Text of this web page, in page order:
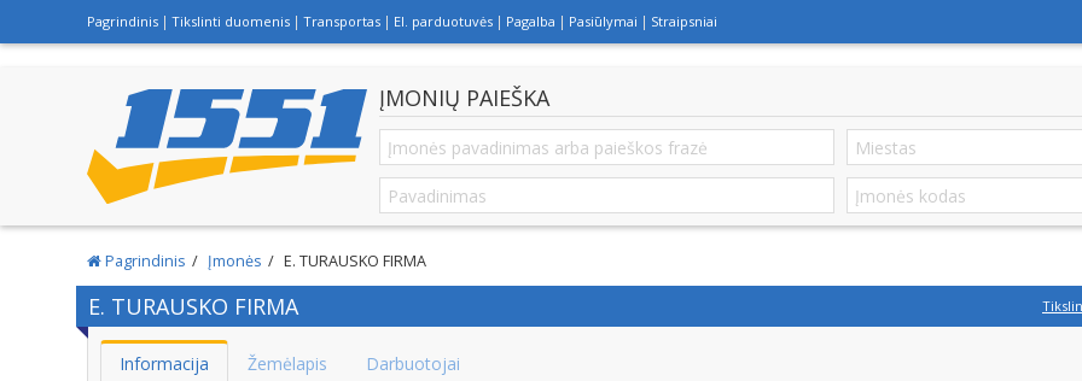
Pagrindinis Tikslinti duomenis Transportas El. parduotuvės Pagalba Pasiūlymai Straipsniai
ĮMONIŲ PAIEŠKA
Pagrindinis Įmonės E. TURAUSKO FIRMA
E. TURAUSKO FIRMA
Informacija Žemėlapis Darbuotojai